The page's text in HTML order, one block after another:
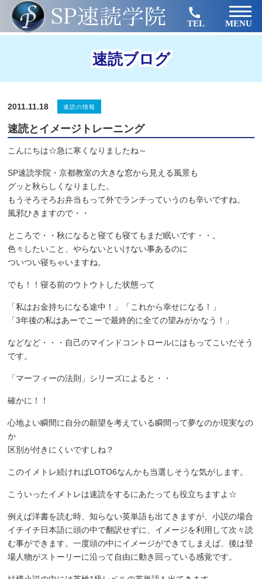
TEL MENU
速読ブログ
2011.11.18 速読の情報
速読とイメージトレーニング
こんにちは☆急に寒くなりましたね～
SP速読学院・京都教室の大きな窓から見える風景も
グッと秋らしくなりました。
もうそろそろお弁当もって外でランチっていうのも辛いですね。
風邪ひきますので・・
ところで・・秋になると寝ても寝てもまだ眠いです・・。
色々したいこと、やらないといけない事あるのに
ついつい寝ちゃいますね。
でも！！寝る前のウトウトした状態って
「私はお金持ちになる途中！」「これから幸せになる！」
「3年後の私はあーでこーで最終的に全ての望みがかなう！」
などなど・・・自己のマインドコントロールにはもってこいだそう
です。
「マーフィーの法則」シリーズによると・・
確かに！！
心地よい瞬間に自分の願望を考えている瞬間って夢なのか現実なの
か
区別が付きにくいですしね？
このイメトレ続ければLOTO6なんかも当選しそうな気がします。
こういったイメトレは速読をするにあたっても役立ちますよ☆
例えば洋書を読む時、知らない英単語も出てきますが、小説の場合
イチイチ日本語に頭の中で翻訳せずに、イメージを利用して次々読
む事ができます。一度頭の中にイメージができてしまえば、後は登
場人物がストーリーに沿って自由に動き回っている感覚です。